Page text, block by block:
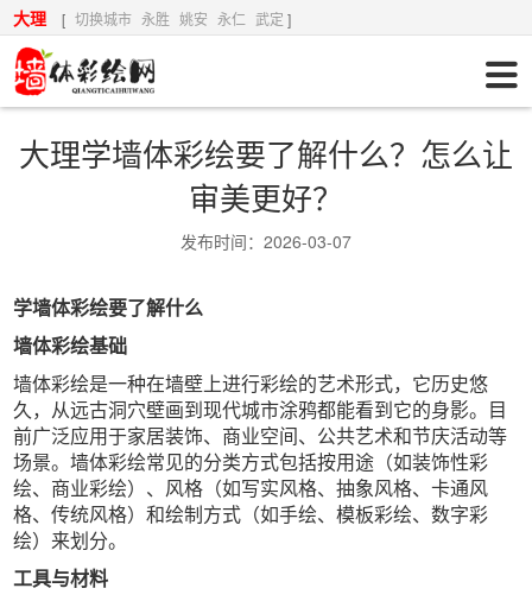
大理 [ 切换城市 永胜 姚安 永仁 武定 ]
大理学墙体彩绘要了解什么？怎么让
审美更好？
发布时间：2026-03-07
学墙体彩绘要了解什么
墙体彩绘基础
墙体彩绘是一种在墙壁上进行彩绘的艺术形式，它历史悠
久，从远古洞穴壁画到现代城市涂鸦都能看到它的身影。目
前广泛应用于家居装饰、商业空间、公共艺术和节庆活动等
场景。墙体彩绘常见的分类方式包括按用途（如装饰性彩
绘、商业彩绘）、风格（如写实风格、抽象风格、卡通风
格、传统风格）和绘制方式（如手绘、模板彩绘、数字彩
绘）来划分。
工具与材料